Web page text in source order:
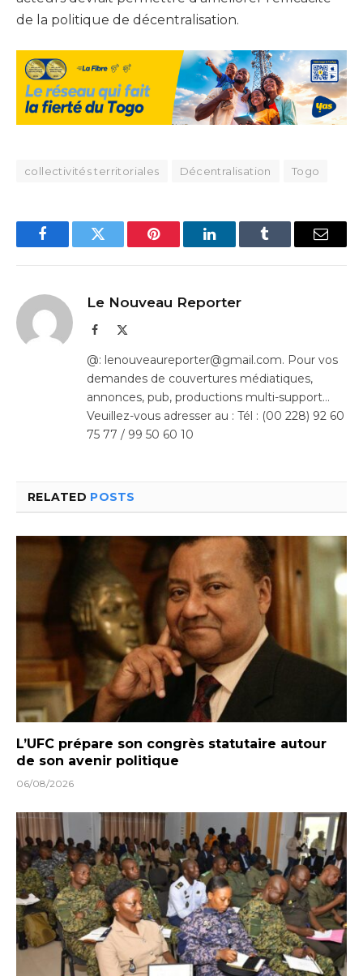
de la politique de décentralisation.
collectivités territoriales Décentralisation Togo
FacebookTwitter Pinterest LinkedInTumblr Email
Le Nouveau Reporter
Facebook
@: lenouveaureporter@gmail.com. Pour vos
demandes de couvertures médiatiques,
annonces, pub, productions multi-support…
Veuillez-vous adresser au : Tél : (00 228) 92 60
75 77 / 99 50 60 10
RELATED POSTS
L’UFC prépare son congrès statutaire autour
de son avenir politique
06/08/2026